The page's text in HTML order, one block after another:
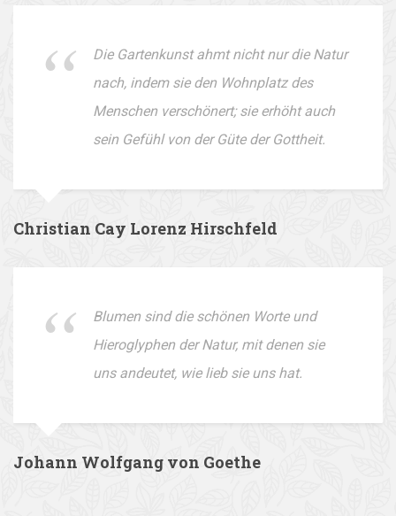
Die Gartenkunst ahmt nicht nur die Natur
nach, indem sie den Wohnplatz des
Menschen verschönert; sie erhöht auch
sein Gefühl von der Güte der Gottheit.
Christian Cay Lorenz Hirschfeld
Blumen sind die schönen Worte und
Hieroglyphen der Natur, mit denen sie
uns andeutet, wie lieb sie uns hat.
Johann Wolfgang von Goethe